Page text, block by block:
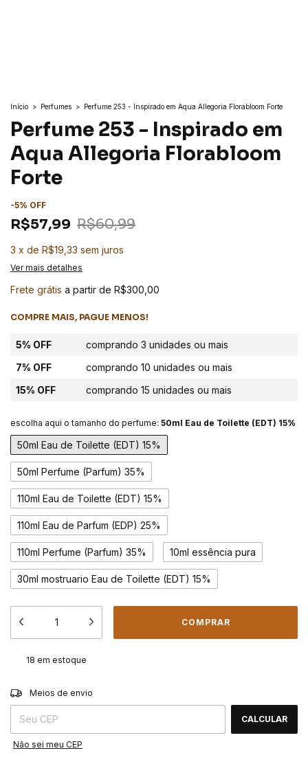
Início > Perfumes > Perfume 253 - Inspirado em Aqua Allegoria Florabloom Forte
Perfume 253 - Inspirado em
Aqua Allegoria Florabloom
Forte
-5% OFF
R$57,99 R$60,99
3 x de R$19,33 sem juros
Ver mais detalhes
Frete grátis a partir de R$300,00
COMPRE MAIS, PAGUE MENOS!
5% OFF
comprando 3 unidades ou mais
7% OFF
comprando 10 unidades ou mais
15% OFF
comprando 15 unidades ou mais
escolha aqui o tamanho do perfume: 50ml Eau de Toilette (EDT) 15%
50ml Eau de Toilette (EDT) 15%
50ml Perfume (Parfum) 35%
110ml Eau de Toilette (EDT) 15%
110ml Eau de Parfum (EDP) 25%
110ml Perfume (Parfum) 35% 10ml essência pura
30ml mostruario Eau de Toilette (EDT) 15%
18 em estoque
Entregas para o CEP:
Meios de envio
CALCULAR
Não sei meu CEP